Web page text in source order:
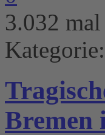
3.032 mal
Kategorie:
Bremen